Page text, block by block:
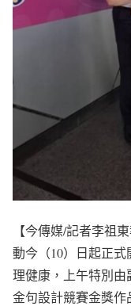
【今傳媒/記者李祖
動今（10）日起正
理健康，上午特別
金句設計競賽金獎作